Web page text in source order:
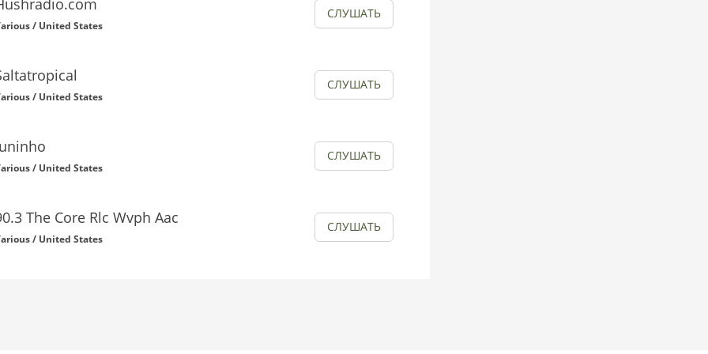
/ United States
СЛУШАТЬ
/ United States
СЛУШАТЬ
/ United States
СЛУШАТЬ
The Core Rlc Wvph Aac
/ United States
СЛУШАТЬ